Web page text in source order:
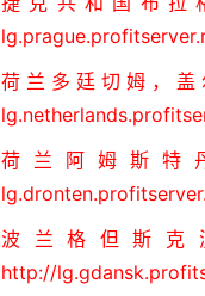
荷兰多廷切姆，盖
荷兰阿姆斯特
波兰格但斯克
http://